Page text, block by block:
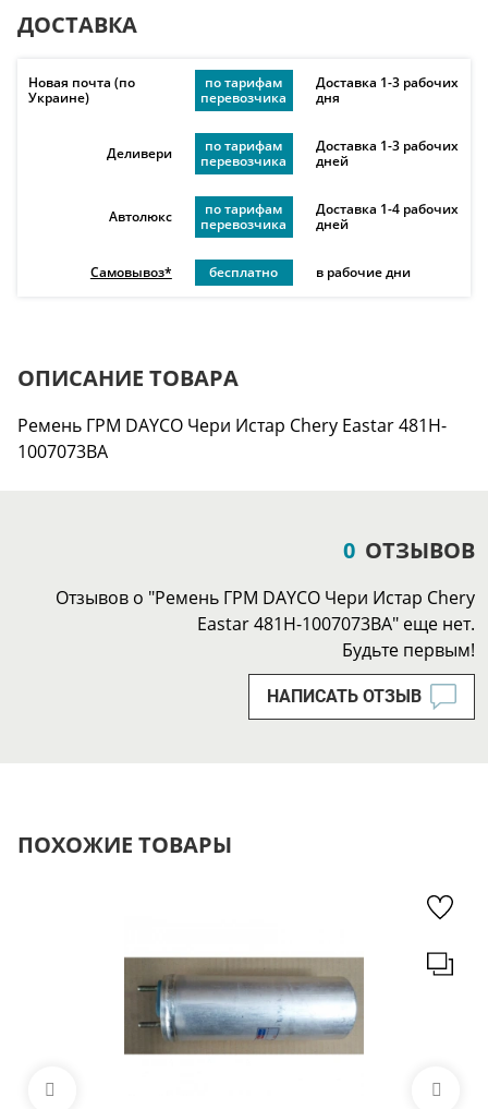
ДОСТАВКА
Новая почта (по
Украине)
по тарифам
перевозчика
Доставка 1-3 рабочих
дня
Деливери
по тарифам
перевозчика
Доставка 1-3 рабочих
дней
Автолюкс
по тарифам
перевозчика
Доставка 1-4 рабочих
дней
Самовывоз* бесплатно в рабочие дни
ОПИСАНИЕ ТОВАРА
Ремень ГРМ DAYCO Чери Истар Chery Eastar 481H-
1007073BA
0 ОТЗЫВОВ
Отзывов о "Ремень ГРМ DAYCO Чери Истар Chery
Eastar 481H-1007073BA" еще нет.
Будьте первым!
НАПИСАТЬ ОТЗЫВ
ПОХОЖИЕ ТОВАРЫ